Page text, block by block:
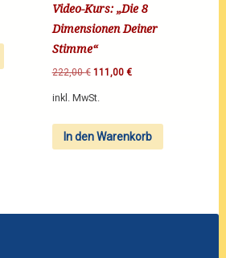
Video-Kurs: „Die 8
Dimensionen Deiner
Stimme“
222,00€ 111,00 €
inkl. MwSt.
In den Warenkorb